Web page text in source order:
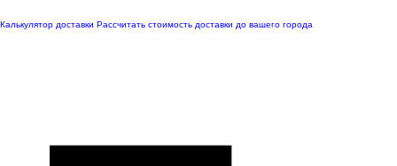
Калькулятор доставки Рассчитать стоимость доставки до вашего города